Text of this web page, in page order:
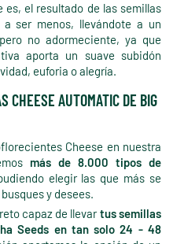
es, el resultado de las semillas
ser menos, llevándote a un
pero no adormeciente, ya que
aporta un suave subidón
euforia o alegría.
CHEESE AUTOMATIC DE BIG
Cheese en nuestra
más de 8.000 tipos de
elegir las que más se
y desees.
capaz de llevartus semillas
Seeds en tan solo 24 - 48